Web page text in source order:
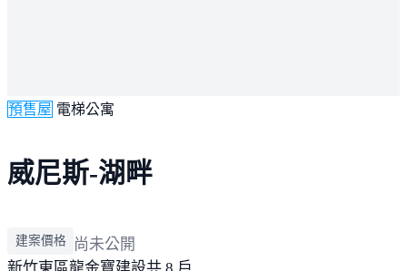
預售屋 電梯公寓
威尼斯-湖畔
建案價格
尚未公開
新竹東區龍金寶建設共 8 戶